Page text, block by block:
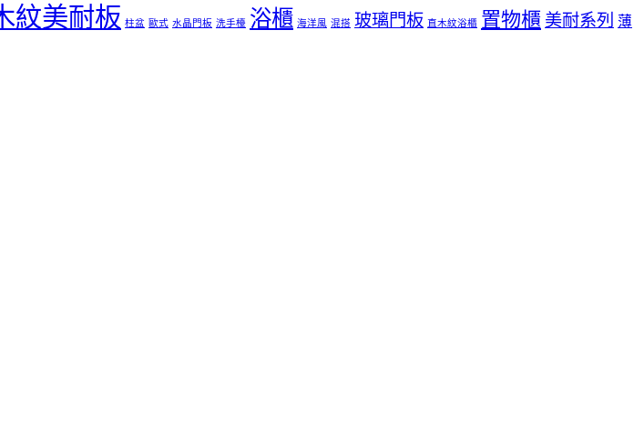
紋美耐板 柱盆 歐式 水晶門板 洗手檯 浴櫃 海洋風 混搭 玻璃門板 直木紋浴櫃 置物櫃 美耐系列 薄